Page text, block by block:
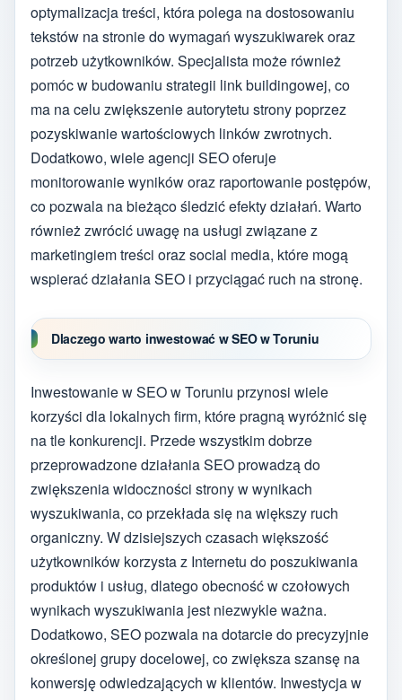
optymalizacja treści, która polega na dostosowaniu
tekstów na stronie do wymagań wyszukiwarek oraz
potrzeb użytkowników. Specjalista może również
pomóc w budowaniu strategii link buildingowej, co
ma na celu zwiększenie autorytetu strony poprzez
pozyskiwanie wartościowych linków zwrotnych.
Dodatkowo, wiele agencji SEO oferuje
monitorowanie wyników oraz raportowanie postępów,
co pozwala na bieżąco śledzić efekty działań. Warto
również zwrócić uwagę na usługi związane z
marketingiem treści oraz social media, które mogą
wspierać działania SEO i przyciągać ruch na stronę.
Dlaczego warto inwestować w SEO w Toruniu
Inwestowanie w SEO w Toruniu przynosi wiele
korzyści dla lokalnych firm, które pragną wyróżnić się
na tle konkurencji. Przede wszystkim dobrze
przeprowadzone działania SEO prowadzą do
zwiększenia widoczności strony w wynikach
wyszukiwania, co przekłada się na większy ruch
organiczny. W dzisiejszych czasach większość
użytkowników korzysta z Internetu do poszukiwania
produktów i usług, dlatego obecność w czołowych
wynikach wyszukiwania jest niezwykle ważna.
Dodatkowo, SEO pozwala na dotarcie do precyzyjnie
określonej grupy docelowej, co zwiększa szansę na
konwersję odwiedzających w klientów. Inwestycja w